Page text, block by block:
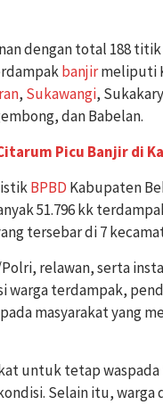
dengan total 188
banjirmeliputi
, Sukawangi,
dan Babelan.
Picu Banjir di
BPBD Kabupaten
51.796 kk
tersebar di 7
relawan, serta
warga terdampak,
masyarakat yang
untuk tetap
Selain itu, warga